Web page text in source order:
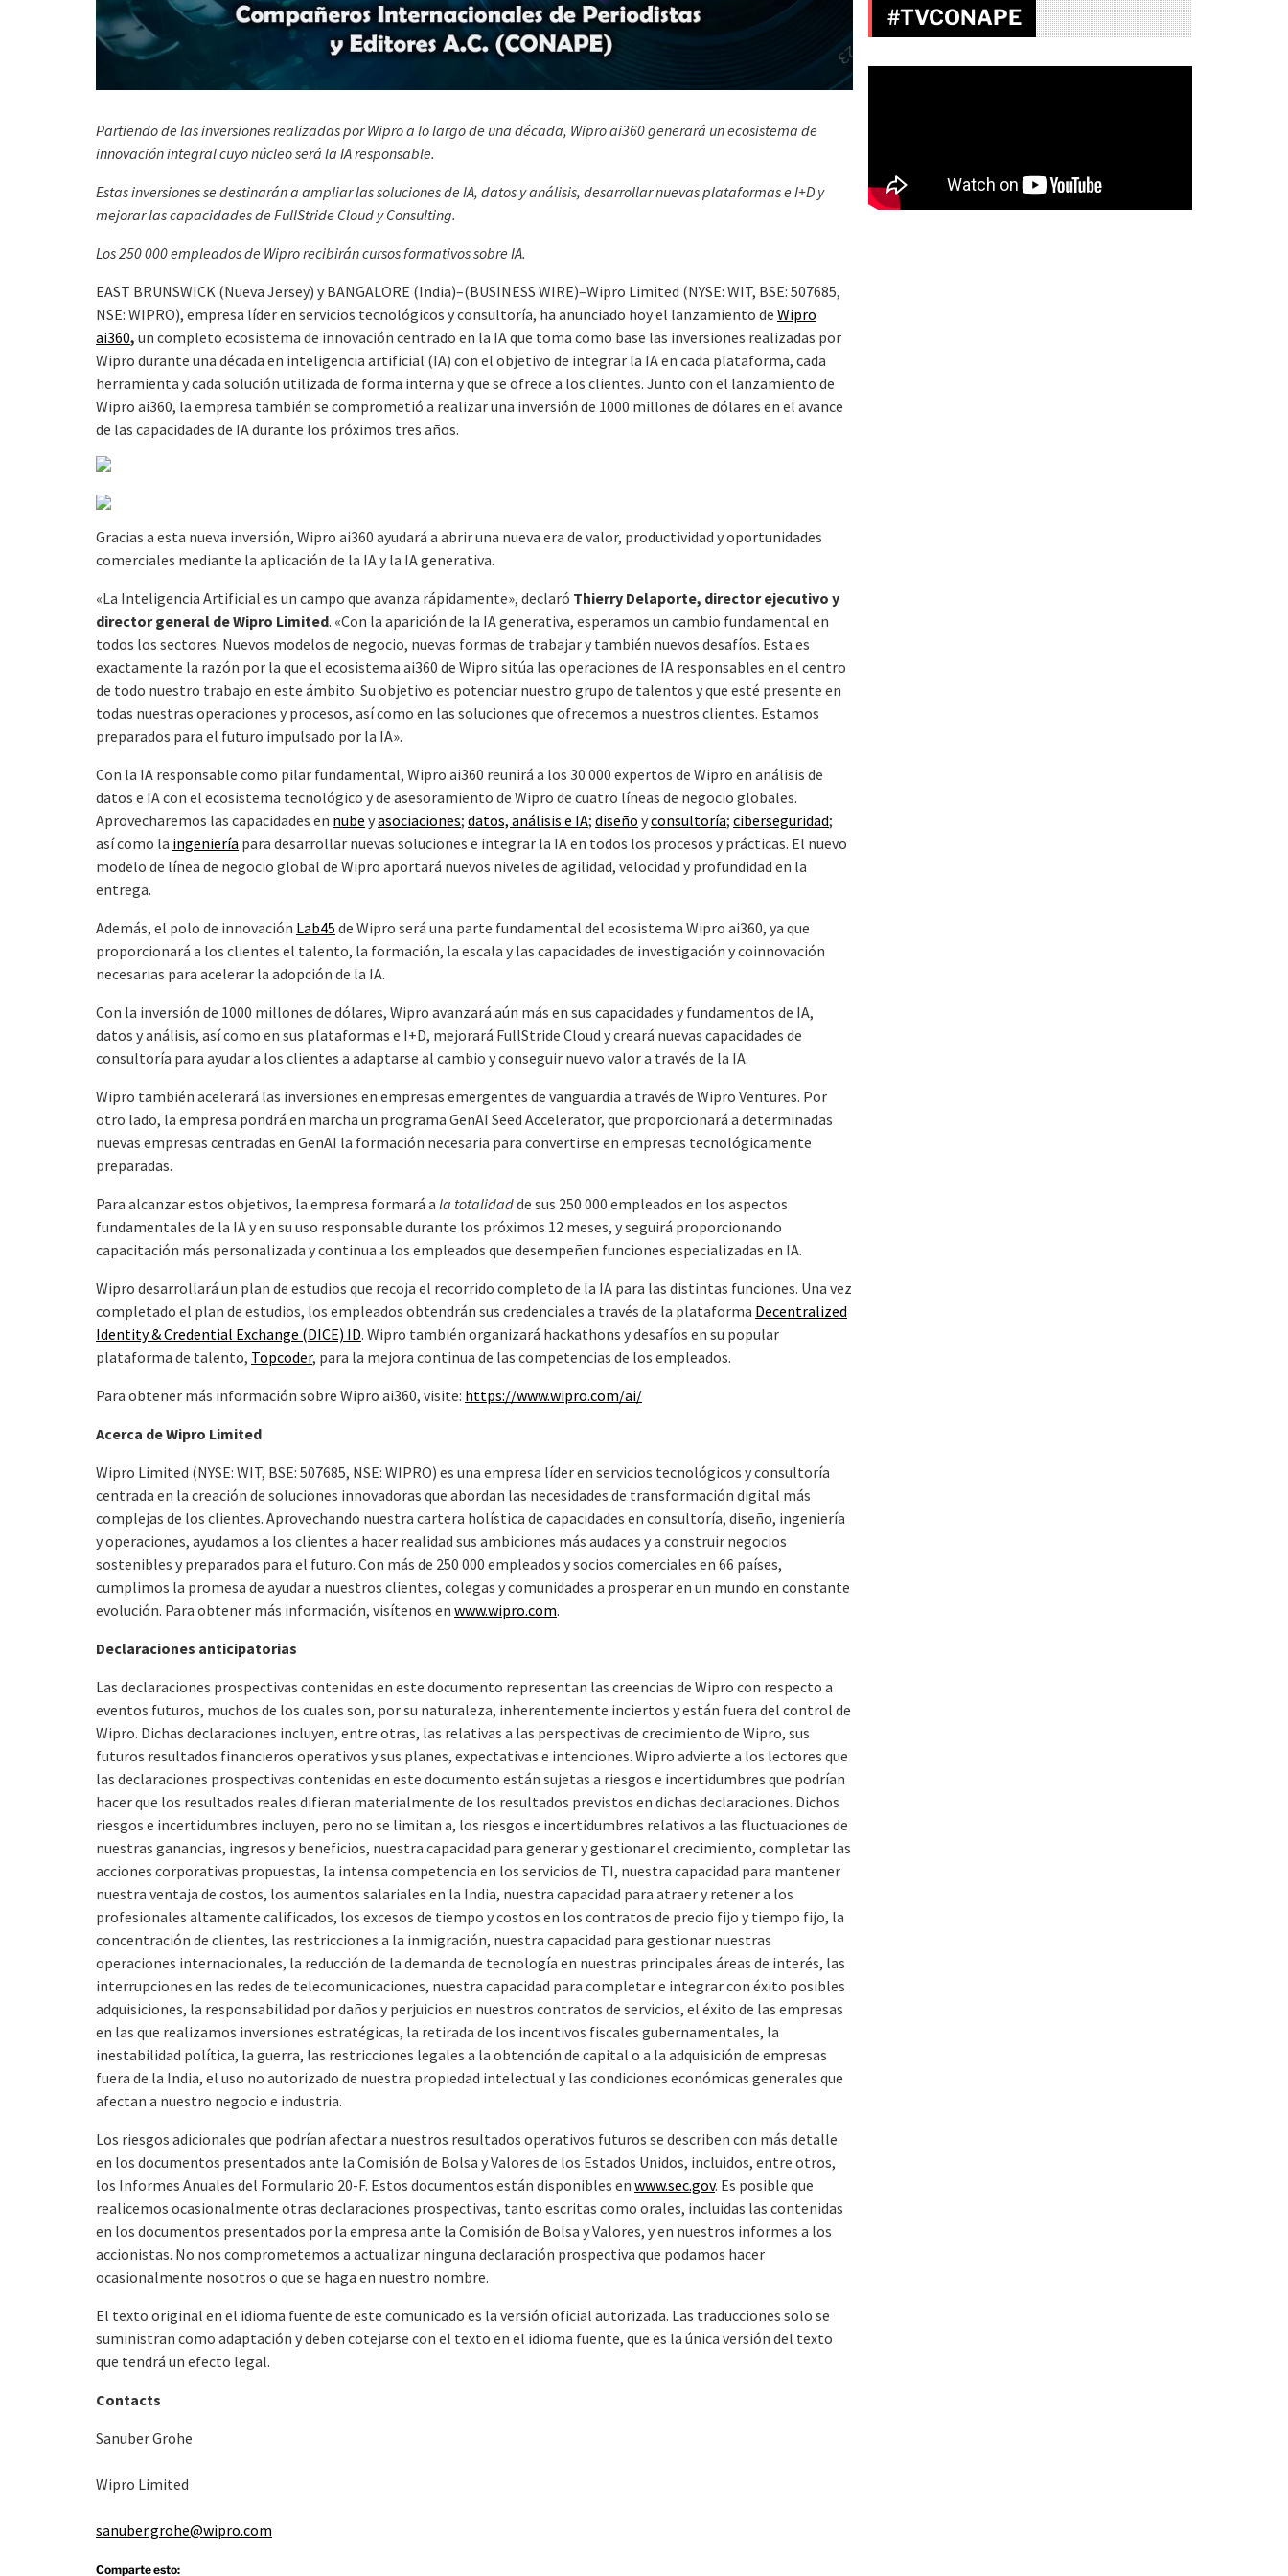
Partiendo de las inversiones realizadas por Wipro a lo largo de una década, Wipro ai360 generará un ecosistema de
innovación integral cuyo núcleo será la IA responsable.
Estas inversiones se destinarán a ampliar las soluciones de IA, datos y análisis, desarrollar nuevas plataformas e I+D y
mejorar las capacidades de FullStride Cloud y Consulting.
Los 250 000 empleados de Wipro recibirán cursos formativos sobre IA.
EAST BRUNSWICK (Nueva Jersey) y BANGALORE (India)–(BUSINESS WIRE)–Wipro Limited (NYSE: WIT, BSE: 507685,
NSE: WIPRO), empresa líder en servicios tecnológicos y consultoría, ha anunciado hoy el lanzamiento de Wipro
ai360, un completo ecosistema de innovación centrado en la IA que toma como base las inversiones realizadas por
Wipro durante una década en inteligencia artificial (IA) con el objetivo de integrar la IA en cada plataforma, cada
herramienta y cada solución utilizada de forma interna y que se ofrece a los clientes. Junto con el lanzamiento de
Wipro ai360, la empresa también se comprometió a realizar una inversión de 1000 millones de dólares en el avance
de las capacidades de IA durante los próximos tres años.
Gracias a esta nueva inversión, Wipro ai360 ayudará a abrir una nueva era de valor, productividad y oportunidades
comerciales mediante la aplicación de la IA y la IA generativa.
«La Inteligencia Artificial es un campo que avanza rápidamente», declaró Thierry Delaporte, director ejecutivo y
director general de Wipro Limited. «Con la aparición de la IA generativa, esperamos un cambio fundamental en
todos los sectores. Nuevos modelos de negocio, nuevas formas de trabajar y también nuevos desafíos. Esta es
exactamente la razón por la que el ecosistema ai360 de Wipro sitúa las operaciones de IA responsables en el centro
de todo nuestro trabajo en este ámbito. Su objetivo es potenciar nuestro grupo de talentos y que esté presente en
todas nuestras operaciones y procesos, así como en las soluciones que ofrecemos a nuestros clientes. Estamos
preparados para el futuro impulsado por la IA».
Con la IA responsable como pilar fundamental, Wipro ai360 reunirá a los 30 000 expertos de Wipro en análisis de
datos e IA con el ecosistema tecnológico y de asesoramiento de Wipro de cuatro líneas de negocio globales.
Aprovecharemos las capacidades en nube yasociaciones; datos, análisis e IA; diseño yconsultoría; ciberseguridad;
así como la ingeniería para desarrollar nuevas soluciones e integrar la IA en todos los procesos y prácticas. El nuevo
modelo de línea de negocio global de Wipro aportará nuevos niveles de agilidad, velocidad y profundidad en la
entrega.
Además, el polo de innovación Lab45 de Wipro será una parte fundamental del ecosistema Wipro ai360, ya que
proporcionará a los clientes el talento, la formación, la escala y las capacidades de investigación y coinnovación
necesarias para acelerar la adopción de la IA.
Con la inversión de 1000 millones de dólares, Wipro avanzará aún más en sus capacidades y fundamentos de IA,
datos y análisis, así como en sus plataformas e I+D, mejorará FullStride Cloud y creará nuevas capacidades de
consultoría para ayudar a los clientes a adaptarse al cambio y conseguir nuevo valor a través de la IA.
Wipro también acelerará las inversiones en empresas emergentes de vanguardia a través de Wipro Ventures. Por
otro lado, la empresa pondrá en marcha un programa GenAI Seed Accelerator, que proporcionará a determinadas
nuevas empresas centradas en GenAI la formación necesaria para convertirse en empresas tecnológicamente
preparadas.
Para alcanzar estos objetivos, la empresa formará a la totalidadde sus 250 000 empleados en los aspectos
fundamentales de la IA y en su uso responsable durante los próximos 12 meses, y seguirá proporcionando
capacitación más personalizada y continua a los empleados que desempeñen funciones especializadas en IA.
Wipro desarrollará un plan de estudios que recoja el recorrido completo de la IA para las distintas funciones. Una vez
completado el plan de estudios, los empleados obtendrán sus credenciales a través de la plataforma Decentralized
Identity & Credential Exchange (DICE) ID. Wipro también organizará hackathons y desafíos en su popular
plataforma de talento, Topcoder, para la mejora continua de las competencias de los empleados.
Para obtener más información sobre Wipro ai360, visite: https://www.wipro.com/ai/
Acerca de Wipro Limited
Wipro Limited (NYSE: WIT, BSE: 507685, NSE: WIPRO) es una empresa líder en servicios tecnológicos y consultoría
centrada en la creación de soluciones innovadoras que abordan las necesidades de transformación digital más
complejas de los clientes. Aprovechando nuestra cartera holística de capacidades en consultoría, diseño, ingeniería
y operaciones, ayudamos a los clientes a hacer realidad sus ambiciones más audaces y a construir negocios
sostenibles y preparados para el futuro. Con más de 250 000 empleados y socios comerciales en 66 países,
cumplimos la promesa de ayudar a nuestros clientes, colegas y comunidades a prosperar en un mundo en constante
evolución. Para obtener más información, visítenos en www.wipro.com.
Declaraciones anticipatorias
Las declaraciones prospectivas contenidas en este documento representan las creencias de Wipro con respecto a
eventos futuros, muchos de los cuales son, por su naturaleza, inherentemente inciertos y están fuera del control de
Wipro. Dichas declaraciones incluyen, entre otras, las relativas a las perspectivas de crecimiento de Wipro, sus
futuros resultados financieros operativos y sus planes, expectativas e intenciones. Wipro advierte a los lectores que
las declaraciones prospectivas contenidas en este documento están sujetas a riesgos e incertidumbres que podrían
hacer que los resultados reales difieran materialmente de los resultados previstos en dichas declaraciones. Dichos
riesgos e incertidumbres incluyen, pero no se limitan a, los riesgos e incertidumbres relativos a las fluctuaciones de
nuestras ganancias, ingresos y beneficios, nuestra capacidad para generar y gestionar el crecimiento, completar las
acciones corporativas propuestas, la intensa competencia en los servicios de TI, nuestra capacidad para mantener
nuestra ventaja de costos, los aumentos salariales en la India, nuestra capacidad para atraer y retener a los
profesionales altamente calificados, los excesos de tiempo y costos en los contratos de precio fijo y tiempo fijo, la
concentración de clientes, las restricciones a la inmigración, nuestra capacidad para gestionar nuestras
operaciones internacionales, la reducción de la demanda de tecnología en nuestras principales áreas de interés, las
interrupciones en las redes de telecomunicaciones, nuestra capacidad para completar e integrar con éxito posibles
adquisiciones, la responsabilidad por daños y perjuicios en nuestros contratos de servicios, el éxito de las empresas
en las que realizamos inversiones estratégicas, la retirada de los incentivos fiscales gubernamentales, la
inestabilidad política, la guerra, las restricciones legales a la obtención de capital o a la adquisición de empresas
fuera de la India, el uso no autorizado de nuestra propiedad intelectual y las condiciones económicas generales que
afectan a nuestro negocio e industria.
Los riesgos adicionales que podrían afectar a nuestros resultados operativos futuros se describen con más detalle
en los documentos presentados ante la Comisión de Bolsa y Valores de los Estados Unidos, incluidos, entre otros,
los Informes Anuales del Formulario 20-F. Estos documentos están disponibles en www.sec.gov. Es posible que
realicemos ocasionalmente otras declaraciones prospectivas, tanto escritas como orales, incluidas las contenidas
en los documentos presentados por la empresa ante la Comisión de Bolsa y Valores, y en nuestros informes a los
accionistas. No nos comprometemos a actualizar ninguna declaración prospectiva que podamos hacer
ocasionalmente nosotros o que se haga en nuestro nombre.
El texto original en el idioma fuente de este comunicado es la versión oficial autorizada. Las traducciones solo se
suministran como adaptación y deben cotejarse con el texto en el idioma fuente, que es la única versión del texto
que tendrá un efecto legal.
Contacts
Sanuber Grohe
Wipro Limited
sanuber.grohe@wipro.com
Comparte esto:
#TVCONAPE